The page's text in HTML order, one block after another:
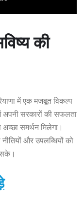
की
में एक मजबूत विकल्प
अपनी सरकारों की सफलता
अच्छा समर्थन मिलेगा।
और उपलब्धियों को